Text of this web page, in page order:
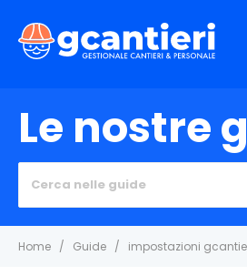
Le nostre
Home Guide impostazioni